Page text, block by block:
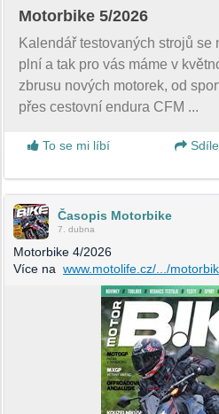
Motorbike 5/2026
Kalendář testovaných strojů se
plní a tak pro vás máme v
zbrusu nových motorek, od
přes cestovní endura CFM ...
To se mi líbí
Časopis Motorbike
7. dubna
Motorbike 4/2026
Více na www.motolife.cz/.../